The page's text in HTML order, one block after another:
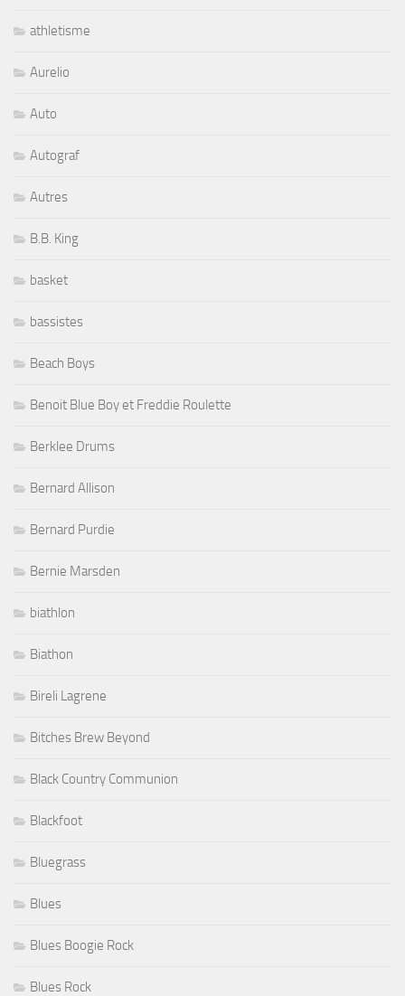
athletisme
Aurelio
Auto
Autograf
Autres
B.B. King
basket
bassistes
Beach Boys
Benoit Blue Boy et Freddie Roulette
Berklee Drums
Bernard Allison
Bernard Purdie
Bernie Marsden
biathlon
Biathon
Bireli Lagrene
Bitches Brew Beyond
Black Country Communion
Blackfoot
Bluegrass
Blues
Blues Boogie Rock
Blues Rock